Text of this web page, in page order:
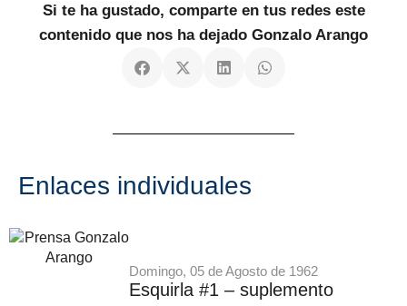
Si te ha gustado, comparte en tus redes este
contenido que nos ha dejado Gonzalo Arango
Enlaces individuales
Domingo, 05 de Agosto de 1962
Esquirla #1 – suplemento